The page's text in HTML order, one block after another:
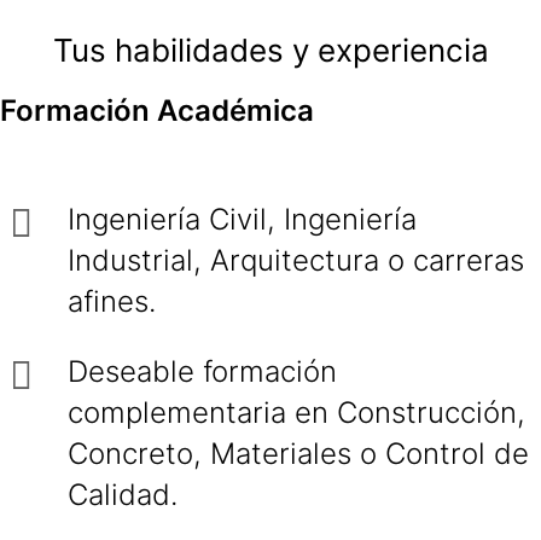
Tus habilidades y experiencia
Formación Académica
Ingeniería Civil, Ingeniería
Industrial, Arquitectura o carreras
afines.
Deseable formación
complementaria en Construcción,
Concreto, Materiales o Control de
Calidad.